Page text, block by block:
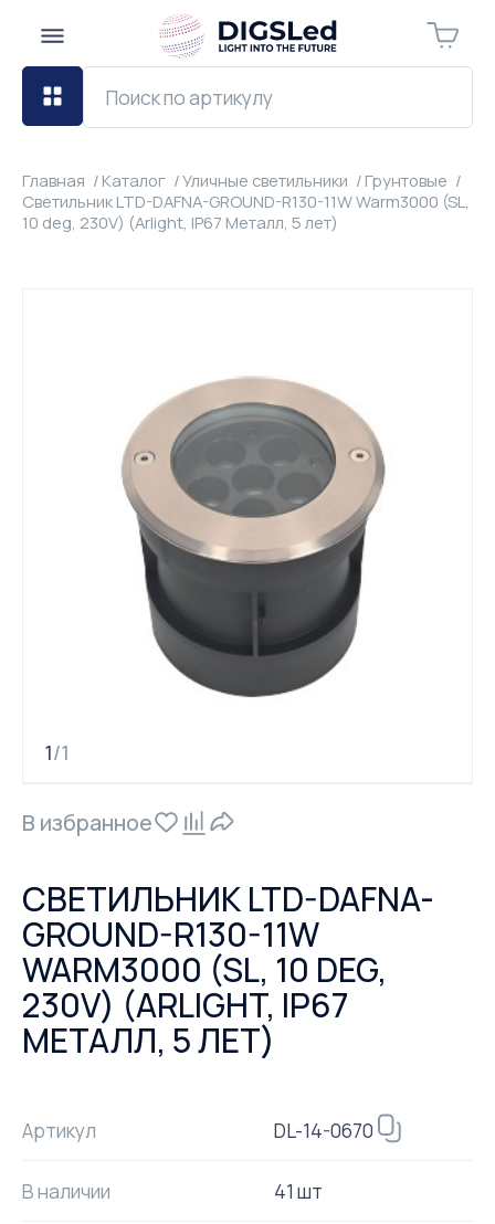
Главная Каталог Уличные светильники
Грунтовые
Светильник LTD-DAFNA-GROUND-R130-11W Warm3000 (SL,
10 deg, 230V) (Arlight, IP67 Металл, 5 лет)
1/1
В избранное
СВЕТИЛЬНИК LTD-DAFNA-
GROUND-R130-11W
WARM3000 (SL, 10 DEG,
230V) (ARLIGHT, IP67
МЕТАЛЛ, 5 ЛЕТ)
Артикул DL-14-0670
В наличии 41 шт